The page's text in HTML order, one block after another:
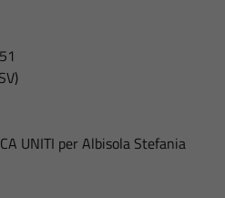
UNITI per Albisola Stefania